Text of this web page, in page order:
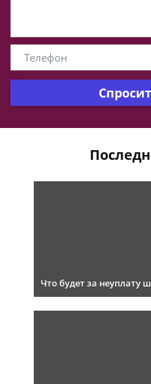
Что будет за неуплату